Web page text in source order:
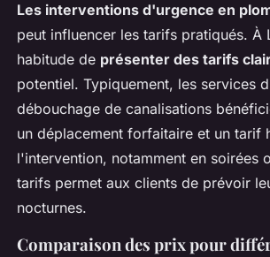
Les interventions d'urgence en
peut influencer les tarifs pratiqués.
habitude de présenter des tarifs
potentiel. Typiquement, les services
débouchage de canalisations
un déplacement forfaitaire et un tarif
l'intervention, notamment en soirées
tarifs permet aux clients de prévoir
nocturnes.
Comparaison des prix pour